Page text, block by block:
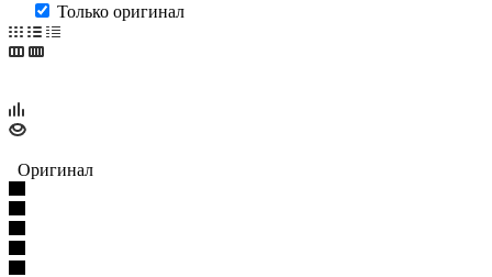
Только оригинал
Оригинал